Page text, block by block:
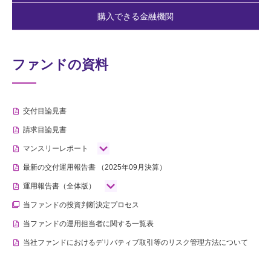
購入できる金融機関
ファンドの資料
交付目論見書
請求目論見書
マンスリーレポート
最新の交付運用報告書 （2025年09月決算）
運用報告書（全体版）
当ファンドの投資判断決定プロセス
当ファンドの運用担当者に関する一覧表
当社ファンドにおけるデリバティブ取引等のリスク管理方法について